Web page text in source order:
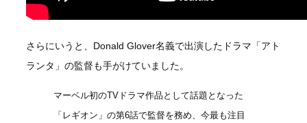
さらにいうと、Donald Glover名義で出演したドラマ「アト
ランタ」の監督も手がけていました。
マーベル初のTVドラマ作品として話題となった
「レギオン」の第6話で監督を務め、今最も注目